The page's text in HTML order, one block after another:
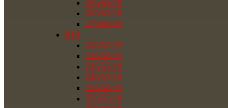
265/60/18
265/65/18
275/60/18
R19
225/55/19
235/50/19
235/55/19
245/55/19
255/50/19
255/55/19